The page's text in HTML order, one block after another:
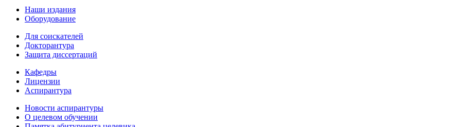
Наши издания
Оборудование
Для соискателей
Докторантура
Защита диссертаций
Кафедры
Лицензии
Аспирантура
Новости аспирантуры
О целевом обучении